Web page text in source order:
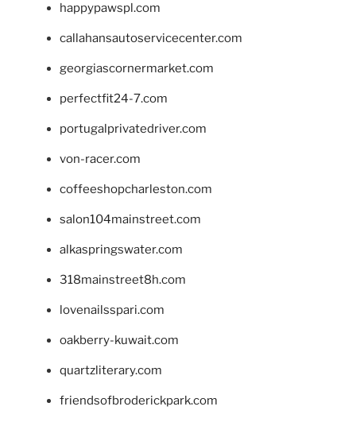
happypawspl.com
callahansautoservicecenter.com
georgiascornermarket.com
perfectfit24-7.com
portugalprivatedriver.com
von-racer.com
coffeeshopcharleston.com
salon104mainstreet.com
alkaspringswater.com
318mainstreet8h.com
lovenailsspari.com
oakberry-kuwait.com
quartzliterary.com
friendsofbroderickpark.com